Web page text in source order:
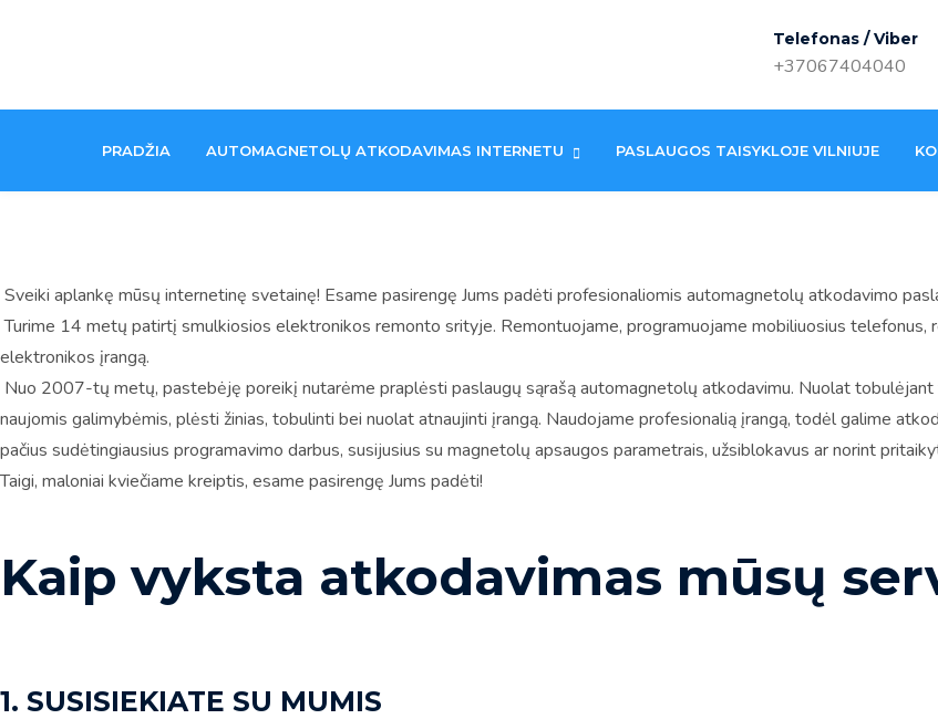
Telefonas / Viber
+37067404040
PRADŽIA AUTOMAGNETOLŲ ATKODAVIMAS INTERNETU PASLAUGOS TAISYKLOJE VILNIUJE
Sveiki aplankę mūsų internetinę svetainę! Esame pasirengę Jums padėti profesionaliomis automagnetolų atkodavimo
Turime 14 metų patirtį smulkiosios elektronikos remonto srityje. Remontuojame, programuojame mobiliuosius telefonus,
elektronikos įrangą.
Nuo 2007-tų metų, pastebėję poreikį nutarėme praplėsti paslaugų sąrašą automagnetolų atkodavimu. Nuolat
naujomis galimybėmis, plėsti žinias, tobulinti bei nuolat atnaujinti įrangą. Naudojame profesionalią įrangą, todėl galime
pačius sudėtingiausius programavimo darbus, susijusius su magnetolų apsaugos parametrais, užsiblokavus ar norint
Taigi, maloniai kviečiame kreiptis, esame pasirengę Jums padėti!
Kaip vyksta atkodavimas mūsų
1. SUSISIEKIATE SU MUMIS